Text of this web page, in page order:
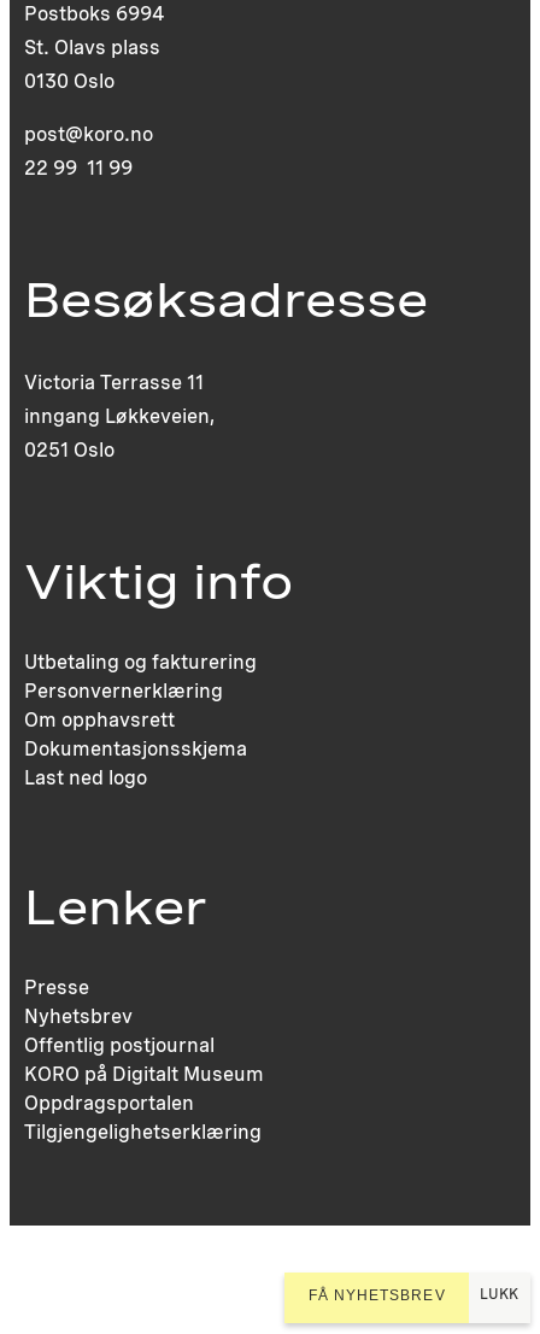
Postboks 6994
St. Olavs plass
0130 Oslo
post@koro.no
22 99 11 99
Besøksadresse
Victoria Terrasse 11
inngang Løkkeveien,
0251 Oslo
Viktig info
Utbetaling og fakturering
Personvernerklæring
Om opphavsrett
Dokumentasjonsskjema
Last ned logo
Lenker
Presse
Nyhetsbrev
Offentlig postjournal
KORO på Digitalt Museum
Oppdragsportalen
Tilgjengelighetserklæring
FÅ NYHETSBREV LUKK